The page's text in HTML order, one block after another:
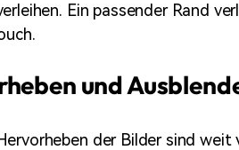
Ein passender Rand
und
der Bilder sind weit